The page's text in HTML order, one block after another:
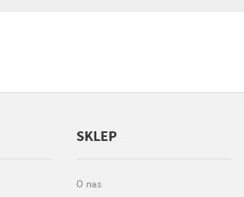
SKLEP
O nas